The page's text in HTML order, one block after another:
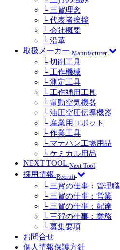
└ 三賀理念
└ 代表者挨拶
└ 会社概要
└ 沿革
取扱メーカー Manufacturer
└ 切削工具
└ 工作機械
└ 測定工具
└ 工作補用工具
└ 電動空気機器
└ 油圧空圧伝導機器
└ 産業用ロボット
└ 作業工具
└ マテハン工場用品
└ ケミカル用品
NEXT TOOL Next Tool
採用情報 Recruit
└ 三賀の仕事：管理職
└ 三賀の仕事：営業
└ 三賀の仕事：配達
└ 三賀の仕事：業務
└ 募集要項
お問合せ
個人情報保護方針